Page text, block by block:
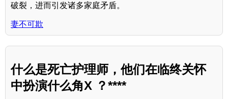
破裂，进而引发诸多家庭矛盾。
妻不可欺
什么是死亡护理师，他们在临终关怀
中扮演什么角X ？****